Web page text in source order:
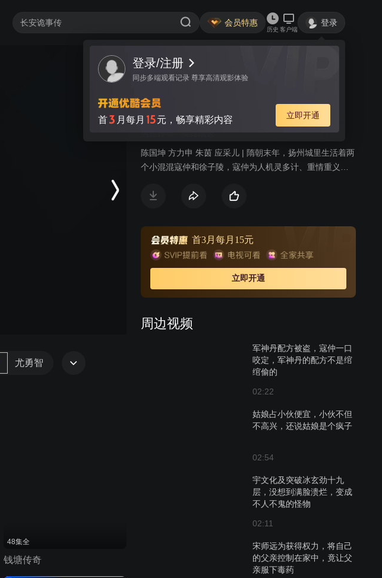
会员特惠
历史 客户端
登录
登录/注册
同步多端观看记录 尊享高清观影体验
首3 月每月 15元，畅享精彩内容 立即开通
视频 讨论
大唐双龙传之长生诀 简介
英雄成长
陈国坤 方力申 朱茵 应采儿 | 隋朝末年，扬州城里生活着两
个小混混寇仲和徐子陵，寇仲为人机灵多计、重情重义、
腻、甘于淡泊。两人是一对生死不离的好兄弟，自称“扬州
弟，傅君婥被宇文化及打死，两兄弟发誓要找宇文化及报
仇，并在无心下练就《长生诀》武功。在走向宇文化及复
仇的路上，他们被宇文化及、韩盖天、李密等众多高手和
海沙帮、阴癸派等势力追杀，也结识了李靖、跋锋寒、侯
希白等好友，并受到江淮军统帅杜伏威、太原李世民等势
他们的。在被不断的追杀中，双龙终于从扬州混混成长为
首3月每月15元
立即开通
周边视频
军神丹配方被盗，寇仲一口
咬定，军神丹的配方不是绾
绾偷的
02:22
姑娘占小伙便宜，小伙不但
不高兴，还说姑娘是个疯子
02:54
宇文化及突破冰玄劲十九
层，没想到满脸溃烂，变成
不人不鬼的怪物
02:11
宋师远为获得权力，将自己
的父亲控制在家中，竟让父
亲服下毒药
尤勇智
48集全
钱塘传奇